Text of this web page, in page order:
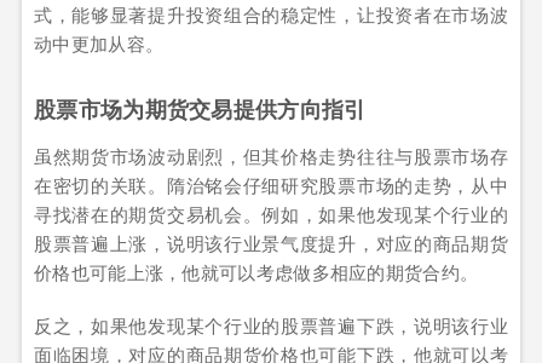
式，能够显著提升投资组合的稳定性，让投资者在市场波
动中更加从容。
股票市场为期货交易提供方向指引
虽然期货市场波动剧烈，但其价格走势往往与股票市场存
在密切的关联。隋治铭会仔细研究股票市场的走势，从中
寻找潜在的期货交易机会。例如，如果他发现某个行业的
股票普遍上涨，说明该行业景气度提升，对应的商品期货
价格也可能上涨，他就可以考虑做多相应的期货合约。
反之，如果他发现某个行业的股票普遍下跌，说明该行业
面临困境，对应的商品期货价格也可能下跌，他就可以考